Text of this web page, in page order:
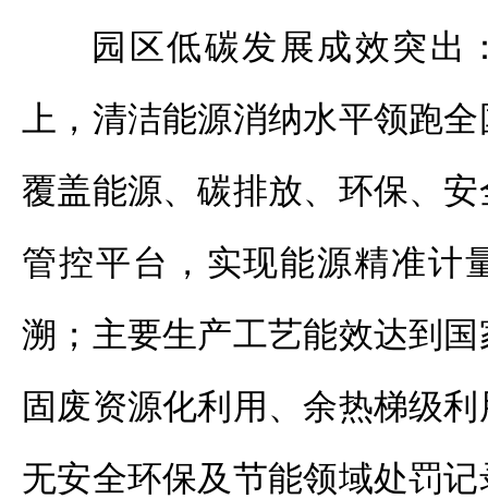
园区低碳发展成效突出
上，清洁能源消纳水平领跑
覆盖能源、碳排放、环保、
管控平台，实现能源精准计
溯；主要生产工艺能效达到
固废资源化利用、余热梯级
无安全环保及节能领域处罚